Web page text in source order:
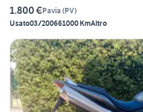
1.800 €Pavia (PV)
Usato03/200661000 KmAltro